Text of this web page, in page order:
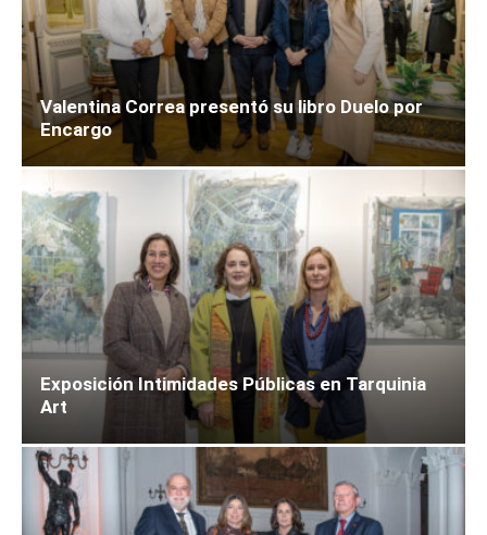
Valentina Correa presentó su libro Duelo por
Encargo
Exposición Intimidades Públicas en Tarquinia
Art